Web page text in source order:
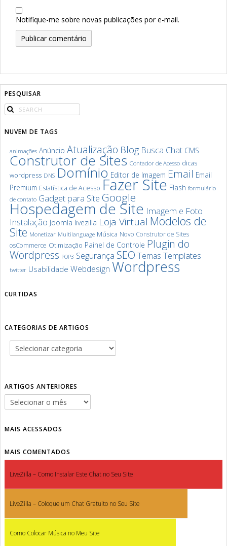
Notifique-me sobre novas publicações por e-mail.
PESQUISAR
NUVEM DE TAGS
animações Anúncio Atualização Blog Busca Chat CMS
Construtor de Sites Contador de Acesso dicas
wordpress DNS Domínio Editor de Imagem Email Email
Premium Estatística de Acesso Fazer Site Flash formulário
de contato Gadget para Site Google
Hospedagem de Site Imagem e Foto
Instalação Joomla livezilla Loja Virtual Modelos de
Site Monetizar Multilanguage Música Novo Construtor de Sites
osCommerce Otimização Painel de Controle Plugin do
Wordpress POP3 Segurança SEO Temas Templates
twitter Usabilidade Webdesign Wordpress
CURTIDAS
CATEGORIAS DE ARTIGOS
ARTIGOS ANTERIORES
MAIS ACESSADOS
MAIS COMENTADOS
LiveZilla – Como Instalar Este Chat no Seu Site
LiveZilla – Coloque um Chat Gratuito no Seu Site
Como Colocar Música no Meu Site